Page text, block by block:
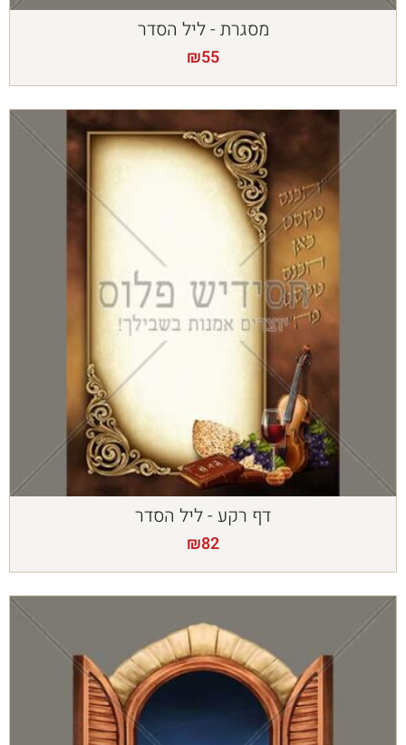
מסגרת - ליל הסדר
₪55
דף רקע - ליל הסדר
₪82